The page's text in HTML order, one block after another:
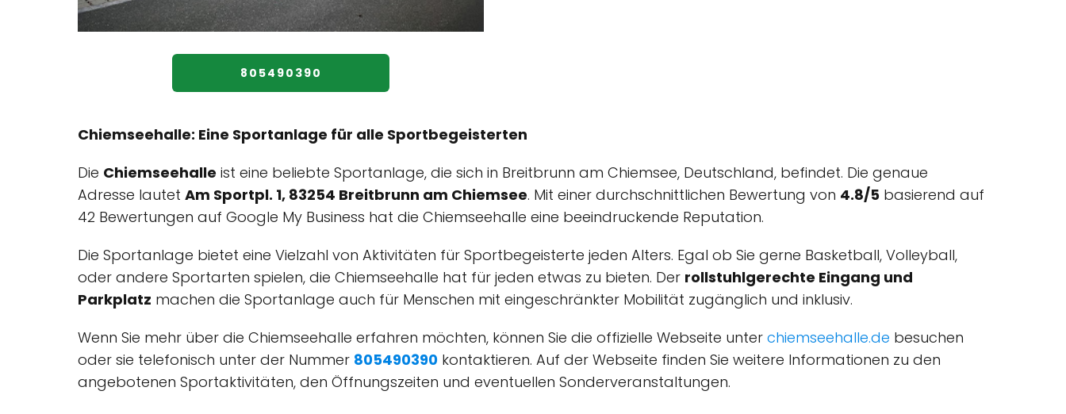
805490390
Chiemseehalle: Eine Sportanlage für alle Sportbegeisterten
Die Chiemseehalle ist eine beliebte Sportanlage, die sich in Breitbrunn am Chiemsee, Deutschland, befindet. Die genaue
Adresse lautet Am Sportpl. 1, 83254 Breitbrunn am Chiemsee. Mit einer durchschnittlichen Bewertung von 4.8/5 basierend auf
42 Bewertungen auf Google My Business hat die Chiemseehalle eine beeindruckende Reputation.
Die Sportanlage bietet eine Vielzahl von Aktivitäten für Sportbegeisterte jeden Alters. Egal ob Sie gerne Basketball, Volleyball,
oder andere Sportarten spielen, die Chiemseehalle hat für jeden etwas zu bieten. Der rollstuhlgerechte Eingang und
Parkplatz machen die Sportanlage auch für Menschen mit eingeschränkter Mobilität zugänglich und inklusiv.
Wenn Sie mehr über die Chiemseehalle erfahren möchten, können Sie die offizielle Webseite unter chiemseehalle.de besuchen
oder sie telefonisch unter der Nummer 805490390 kontaktieren. Auf der Webseite finden Sie weitere Informationen zu den
angebotenen Sportaktivitäten, den Öffnungszeiten und eventuellen Sonderveranstaltungen.